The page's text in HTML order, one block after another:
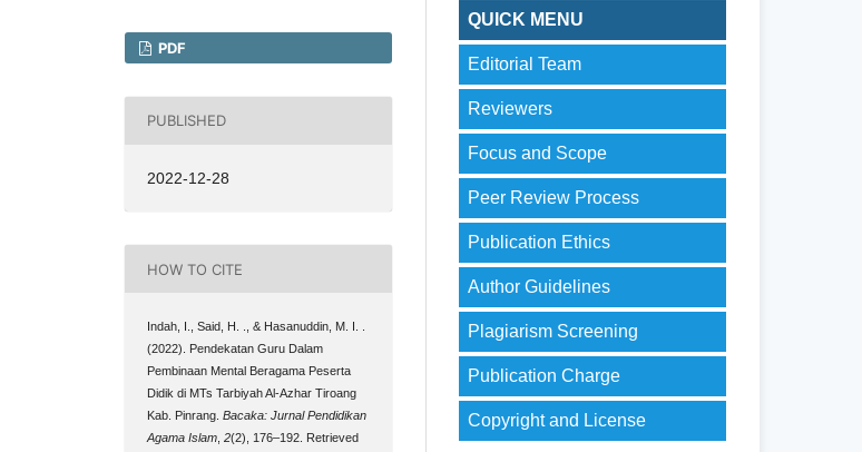
PDF
PUBLISHED
2022-12-28
HOW TO CITE
Indah, I., Said, H. ., & Hasanuddin, M. I. .
(2022). Pendekatan Guru Dalam
Pembinaan Mental Beragama Peserta
Didik di MTs Tarbiyah Al-Azhar Tiroang
Kab. Pinrang.Bacaka: Jurnal Pendidikan
Agama Islam ,2(2), 176–192. Retrieved
QUICK MENU
Editorial Team
Reviewers
Focus and Scope
Peer Review Process
Publication Ethics
Author Guidelines
Plagiarism Screening
Publication Charge
Copyright and License